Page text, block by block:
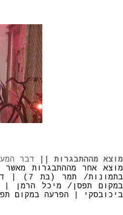
מוצא מההתבגרות || דבר
מוצא אחר מההתבגרות
במקום תפסן/ מיכל הרמן |
ביכובסקי | הפרעה במקום